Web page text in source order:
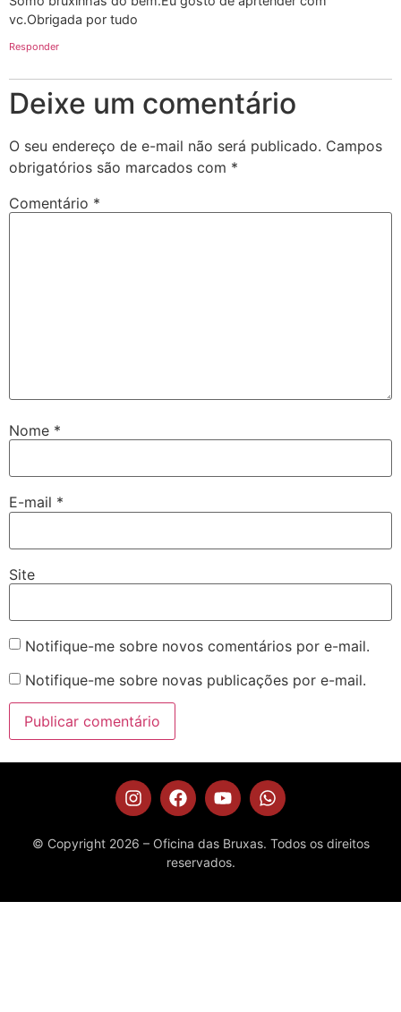
vc.Obrigada por tudo
Responder
Deixe um comentário
O seu endereço de e-mail não será publicado. Campos
obrigatórios são marcados com *
Comentário *
Nome *
E-mail *
Site
Notifique-me sobre novos comentários por e-mail.
Notifique-me sobre novas publicações por e-mail.
© Copyright 2026 – Oficina das Bruxas. Todos os direitos
reservados.